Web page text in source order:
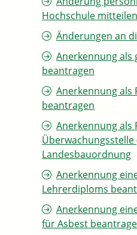
Hochschule mitteilen
Änderungen an
Anerkennung als
beantragen
Anerkennung
beantragen
Anerkennung als
Überwachungsstelle
Landesbauordnung
Anerkennung
Lehrerdiploms
Anerkennung
für Asbest